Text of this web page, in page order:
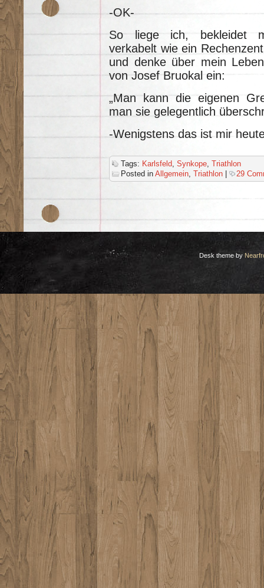
-OK-
So liege ich, bekleidet
verkabelt wie ein
und denke über mein
von Josef Bruokal ein:
„Man kann die eigenen
man sie gelegentlich
-Wenigstens das ist mir
Tags: Karlsfeld, Synkope, Triathlon
Posted in Allgemein, Triathlon 29
Desk theme by